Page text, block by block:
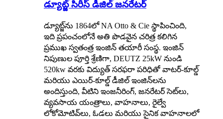
డ్యూట్జ్ సిరీస్ డీజిల్ జనరేటర్
డ్యూట్జ్‌ను 1864లో NA Otto & Cie స్థాపించింది,
ఇది ప్రపంచంలోనే అతి పొడవైన చరిత్ర కలిగిన
ప్రముఖ స్వతంత్ర ఇంజిన్ తయారీ సంస్థ. ఇంజిన్
నిపుణుల పూర్తి శ్రేణిగా, DEUTZ 25kW నుండి
520kw వరకు విద్యుత్ సరఫరా పరిధితో వాటర్-కూల్డ్
మరియు ఎయిర్-కూల్డ్ డీజిల్ ఇంజిన్‌లను
అందిస్తుంది, వీటిని ఇంజనీరింగ్, జనరేటర్ సెట్‌లు,
వ్యవసాయ యంత్రాలు, వాహనాలు, రైల్వే
లోకోమోటివ్‌లు, ఓడలు మరియు సైనిక వాహనాలలో